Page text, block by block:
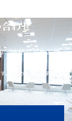
わせ
ご依頼などをお受
あらかじめご了承くだ